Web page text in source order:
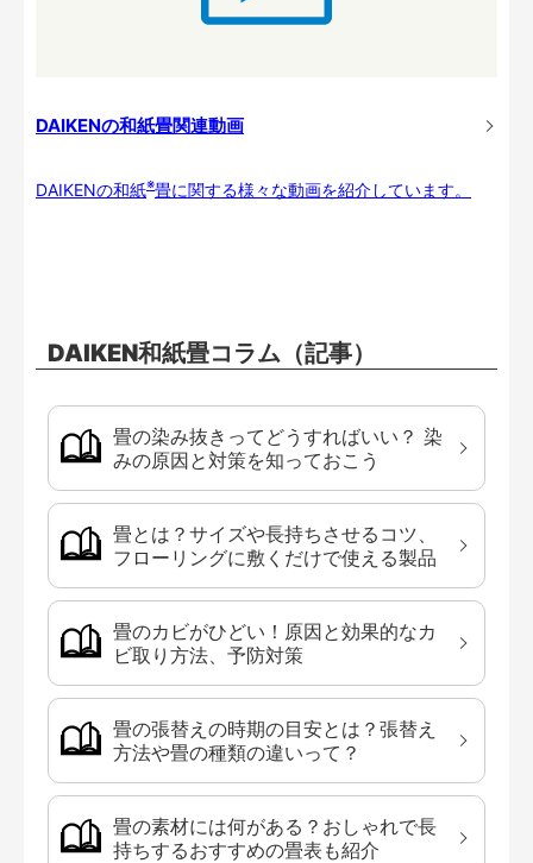
DAIKENの和紙畳関連動画
DAIKENの和紙※畳に関する様々な動画を紹介しています。
DAIKEN和紙畳コラム（記事）
畳の染み抜きってどうすればいい？ 染
みの原因と対策を知っておこう
畳とは？サイズや長持ちさせるコツ、
フローリングに敷くだけで使える製品
畳のカビがひどい！原因と効果的なカ
ビ取り方法、予防対策
畳の張替えの時期の目安とは？張替え
方法や畳の種類の違いって？
畳の素材には何がある？おしゃれで長
持ちするおすすめの畳表も紹介